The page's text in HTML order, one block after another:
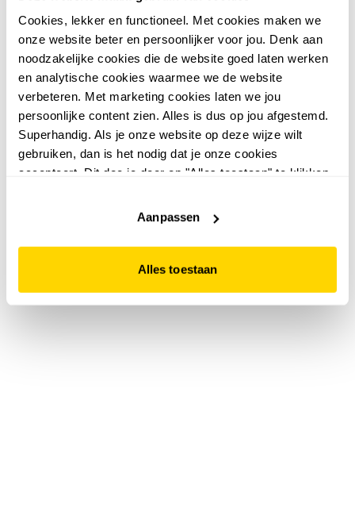
Cookies, lekker en functioneel. Met cookies maken we
onze website beter en persoonlijker voor jou. Denk aan
noodzakelijke cookies die de website goed laten werken
en analytische cookies waarmee we de website
verbeteren. Met marketing cookies laten we jou
persoonlijke content zien. Alles is dus op jou afgestemd.
Superhandig. Als je onze website op deze wijze wilt
gebruiken, dan is het nodig dat je onze cookies
accepteert. Dit doe je door op "Alles toestaan" te klikken.
website niet optimaal functioneert.
Aanpassen
Alles toestaan